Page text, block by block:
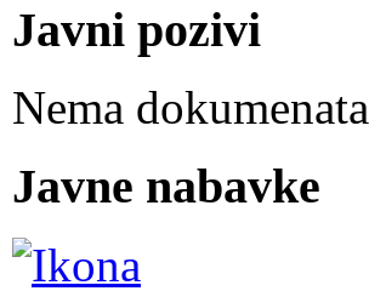
Javni pozivi
Nema dokumenata
Javne nabavke